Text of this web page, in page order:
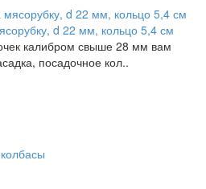
d 22 мм, кольцо 5,4 см
калибром свыше 28 мм вам
посадочное кол..